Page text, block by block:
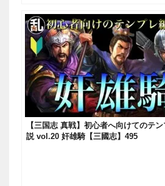
【三国志 真戦】初心者へ向けてのテ
説 vol.20 奸雄騎【三國志】495